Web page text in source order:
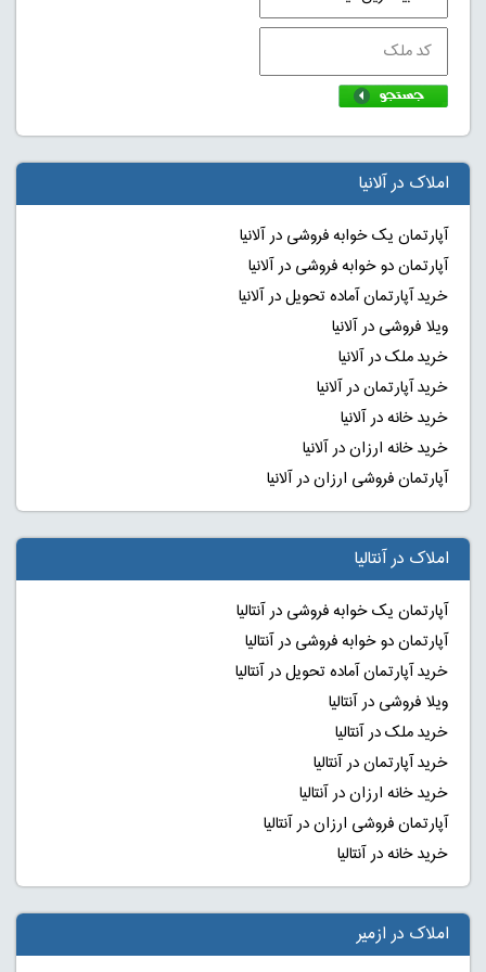
املاک در آلانیا
آپارتمان یک خوابه فروشی در آلانیا
آپارتمان دو خوابه فروشی در آلانیا
خرید آپارتمان آماده تحویل در آلانیا
ویلا فروشی در آلانیا
خرید ملک در آلانیا
خرید آپارتمان در آلانیا
خرید خانه در آلانیا
خرید خانه ارزان در آلانیا
آپارتمان فروشی ارزان در آلانیا
املاک در آنتالیا
آپارتمان یک خوابه فروشی در آنتالیا
آپارتمان دو خوابه فروشی در آنتالیا
خرید آپارتمان آماده تحویل در آنتالیا
ویلا فروشی در آنتالیا
خرید ملک در آنتالیا
خرید آپارتمان در آنتالیا
خرید خانه ارزان در آنتالیا
آپارتمان فروشی ارزان در آنتالیا
خرید خانه در آنتالیا
املاک در ازمیر